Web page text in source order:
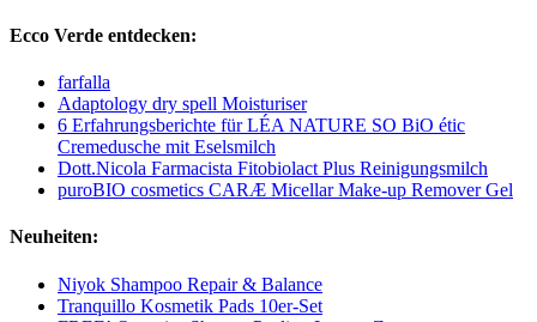
Ecco Verde entdecken:
farfalla
Adaptology dry spell Moisturiser
6 Erfahrungsberichte für LÉA NATURE SO BiO étic
Cremedusche mit Eselsmilch
Dott.Nicola Farmacista Fitobiolact Plus Reinigungsmilch
puroBIO cosmetics CARÆ Micellar Make-up Remover Gel
Neuheiten:
Niyok Shampoo Repair & Balance
Tranquillo Kosmetik Pads 10er-Set